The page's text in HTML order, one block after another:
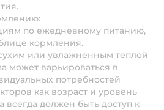
по ежедневному питанию,
кормления.
или увлажненным теплой
может варьироваться в
потребностей
как возраст и уровень
всегда должен быть доступ к